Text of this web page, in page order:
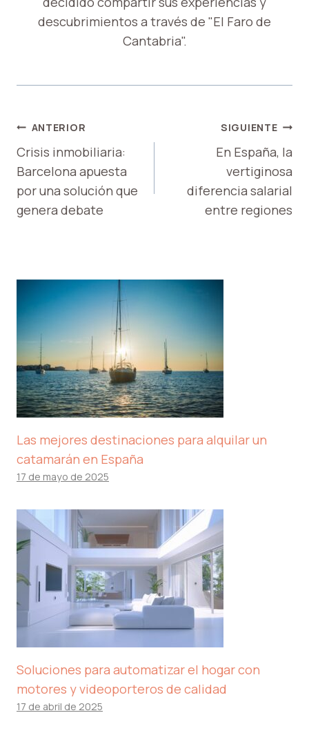
descubrimientos a través de "El Faro de
Cantabria".
NAVEGACIÓN
DE
ENTRADAS
ANTERIOR
Crisis inmobiliaria:
Barcelona apuesta
por una solución que
genera debate
SIGUIENTE
En España, la
vertiginosa
diferencia salarial
entre regiones
Las mejores destinaciones para alquilar un
catamarán en España
17 de mayo de 2025
Soluciones para automatizar el hogar con
motores y videoporteros de calidad
17 de abril de 2025